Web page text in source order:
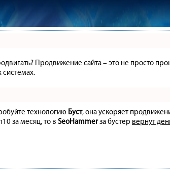
Продвижение сайта – это не просто
технологию Буст, она ускоряет
за месяц, то в SeoHammerза бустер вернут